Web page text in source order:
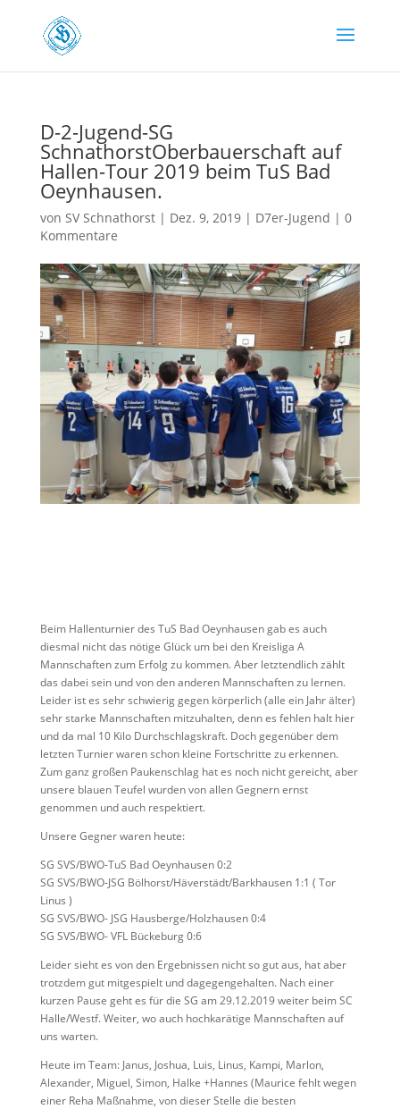
D-2-Jugend-SG
SchnathorstOberbauerschaft auf
Hallen-Tour 2019 beim TuS Bad
Oeynhausen.
von SV Schnathorst| Dez. 9, 2019| D7er-Jugend | 0
Kommentare
Beim Hallenturnier des TuS Bad Oeynhausen gab es auch
diesmal nicht das nötige Glück um bei den Kreisliga A
Mannschaften zum Erfolg zu kommen. Aber letztendlich zählt
das dabei sein und von den anderen Mannschaften zu lernen.
Leider ist es sehr schwierig gegen körperlich (alle ein Jahr älter)
sehr starke Mannschaften mitzuhalten, denn es fehlen halt hier
und da mal 10 Kilo Durchschlagskraft. Doch gegenüber dem
letzten Turnier waren schon kleine Fortschritte zu erkennen.
Zum ganz großen Paukenschlag hat es noch nicht gereicht, aber
unsere blauen Teufel wurden von allen Gegnern ernst
genommen und auch respektiert.
Unsere Gegner waren heute:
SG SVS/BWO-TuS Bad Oeynhausen 0:2
SG SVS/BWO-JSG Bölhorst/Häverstädt/Barkhausen 1:1 ( Tor
Linus )
SG SVS/BWO- JSG Hausberge/Holzhausen 0:4
SG SVS/BWO- VFL Bückeburg 0:6
Leider sieht es von den Ergebnissen nicht so gut aus, hat aber
trotzdem gut mitgespielt und dagegengehalten. Nach einer
kurzen Pause geht es für die SG am 29.12.2019 weiter beim SC
Halle/Westf. Weiter, wo auch hochkarätige Mannschaften auf
uns warten.
Heute im Team: Janus, Joshua, Luis, Linus, Kampi, Marlon,
Alexander, Miguel, Simon, Halke +Hannes (Maurice fehlt wegen
einer Reha Maßnahme, von dieser Stelle die besten